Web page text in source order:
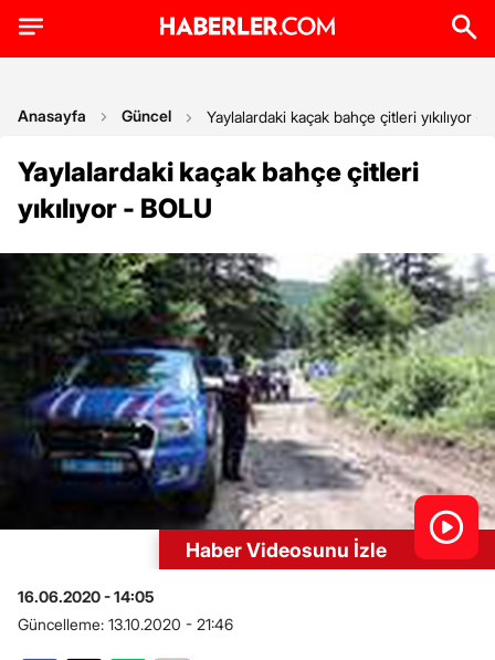
Anasayfa Güncel Yaylalardaki kaçak bahçe çitleri yıkılıyor -
Yaylalardaki kaçak bahçe çitleri
yıkılıyor - BOLU
Haber Videosunu İzle
16.06.2020 - 14:05
Güncelleme: 13.10.2020 - 21:46